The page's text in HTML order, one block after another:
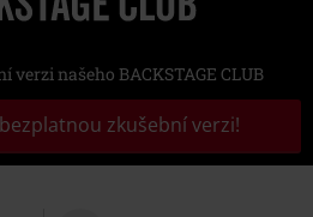
verzi našeho BACKSTAGE CLUB
zkušební verzi!